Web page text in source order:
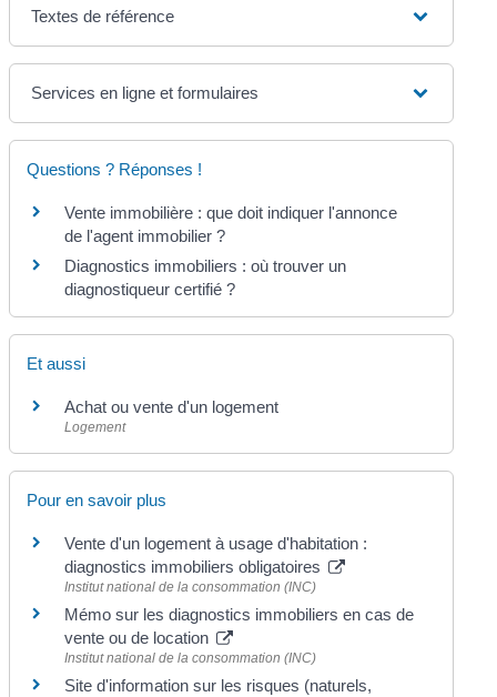
Textes de référence
Services en ligne et formulaires
Questions ? Réponses !
Vente immobilière : que doit indiquer l'annonce
de l'agent immobilier ?
Diagnostics immobiliers : où trouver un
diagnostiqueur certifié ?
Et aussi
Achat ou vente d'un logement
Logement
Pour en savoir plus
Vente d'un logement à usage d'habitation :
diagnostics immobiliers obligatoires
Institut national de la consommation (INC)
Mémo sur les diagnostics immobiliers en cas de
vente ou de location
Institut national de la consommation (INC)
Site d'information sur les risques (naturels,